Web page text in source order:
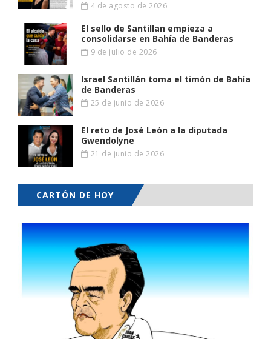
4 de agosto de 2026
El sello de Santillan empieza a
consolidarse en Bahía de Banderas
9 de julio de 2026
Israel Santillán toma el timón de Bahía
de Banderas
25 de junio de 2026
El reto de José León a la diputada
Gwendolyne
21 de junio de 2026
CARTÓN DE HOY